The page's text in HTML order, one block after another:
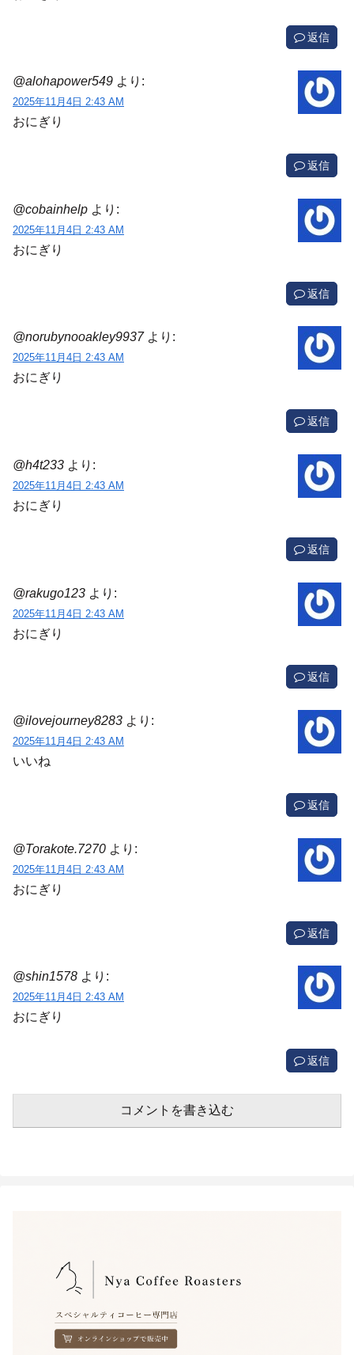
返信
@alohapower549 より:
2025年11月4日 2:43 AM
おにぎり
返信
@cobainhelp より:
2025年11月4日 2:43 AM
おにぎり
返信
@norubynooakley9937 より:
2025年11月4日 2:43 AM
おにぎり
返信
@h4t233 より:
2025年11月4日 2:43 AM
おにぎり
返信
@rakugo123 より:
2025年11月4日 2:43 AM
おにぎり
返信
@ilovejourney8283 より:
2025年11月4日 2:43 AM
いいね
返信
@Torakote.7270 より:
2025年11月4日 2:43 AM
おにぎり
返信
@shin1578 より:
2025年11月4日 2:43 AM
おにぎり
返信
コメントを書き込む